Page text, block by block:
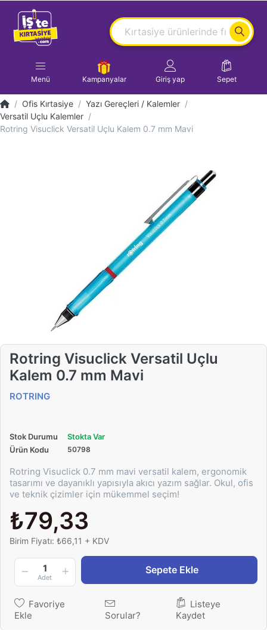
Menü Kampanyalar Giriş yap Sepet
Ofis Kırtasiye
Yazı Gereçleri / Kalemler
Versatil Uçlu Kalemler
Rotring Visuclick Versatil Uçlu Kalem 0.7 mm Mavi
Rotring Visuclick Versatil Uçlu
Kalem 0.7 mm Mavi
ROTRING
Stok Durumu
Stokta Var
Ürün Kodu
50798
Rotring Visuclick 0.7 mm mavi versatil kalem, ergonomik
tasarımı ve dayanıklı yapısıyla akıcı yazım sağlar. Okul, ofis
ve teknik çizimler için mükemmel seçim!
₺79,33
Birim Fiyatı: ₺66,11 + KDV
1
Adet
Sepete Ekle
Favoriye
Ekle
Sorular?
Listeye
Kaydet